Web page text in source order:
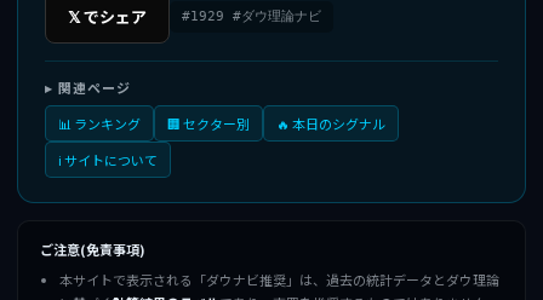
𝕏 でシェア #1929 #ダウ理論ナビ
▸ 関連ページ
📊 ランキング
🏢 セクター別
🔥 本日のシグナル
ℹ️ サイトについて
ご注意(免責事項)
本サイトで表示される「ダウナビ推奨」は、過去の統計データとダウ理論